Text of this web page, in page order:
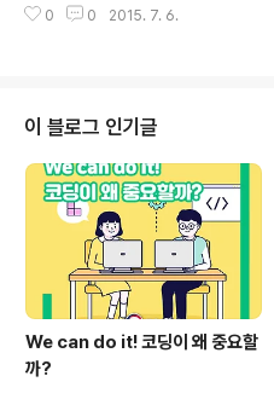
을 통해 개선대책 마련 추진할 것입니다. ■
싶은데요. 특별히 청년층의 금융부담 완화
연령제한 일부 완화이뿐 아니라 재취업을
의 학업 지원을 확대하기 위해 전문대 계약
형)에서 교육을 받는 경우에는 만 45세(
지 든든학자금을 받을 수 있도록 했습니
대 계약학과(채용조건형) 설치 대학은 안
자대학교 2개 학교입니다. ..
0 0 2015. 7. 6.
이 블로그 인기글
We can do it! 코딩이 왜 중요할
까?